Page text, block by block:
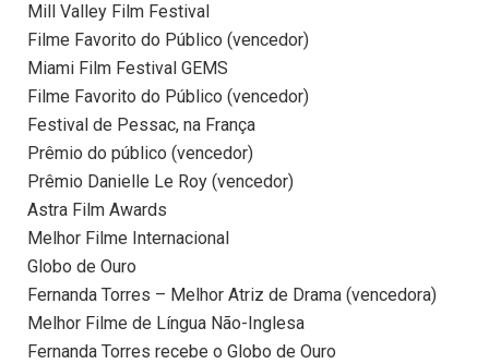
Mill Valley Film Festival
Filme Favorito do Público (vencedor)
Miami Film Festival GEMS
Filme Favorito do Público (vencedor)
Festival de Pessac, na França
Prêmio do público (vencedor)
Prêmio Danielle Le Roy (vencedor)
Astra Film Awards
Melhor Filme Internacional
Globo de Ouro
Fernanda Torres – Melhor Atriz de Drama (vencedora)
Melhor Filme de Língua Não-Inglesa
Fernanda Torres recebe o Globo de Ouro